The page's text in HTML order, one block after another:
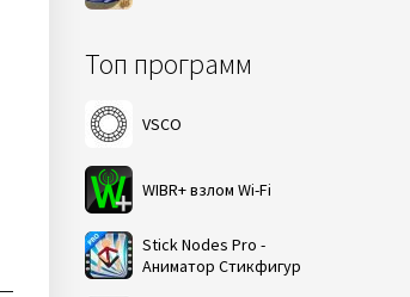
Топ программ
VSCO
WIBR+ взлом Wi-Fi
Stick Nodes Pro -
Аниматор Стикфигур